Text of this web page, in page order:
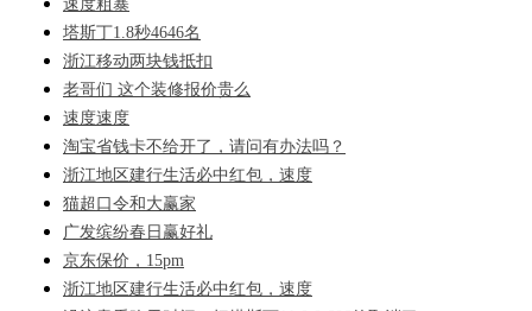
速度粗暴
塔斯丁1.8秒4646名
浙江移动两块钱抵扣
老哥们 这个装修报价贵么
速度速度
淘宝省钱卡不给开了，请问有办法吗？
浙江地区建行生活必中红包，速度
猫超口令和大赢家
广发缤纷春日赢好礼
京东保价，15pm
浙江地区建行生活必中红包，速度